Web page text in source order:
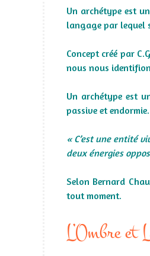
Un archétype est
langage par lequel
Concept créé par
nous nous
Un archétype est
passive et endormie.
« C’est une entité
deux énergies
Selon Bernard
tout moment.
L’Ombre et